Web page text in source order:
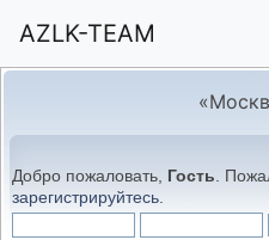
AZLK-TEAM
Добро пожаловать, Гость .
зарегистрируйтесь